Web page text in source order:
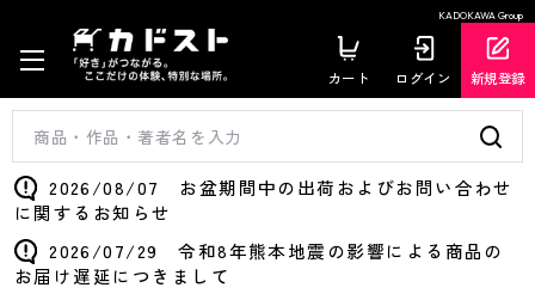
KADOKAWA Group
カート ログイン 新規登録
2026/08/07 お盆期間中の出荷およびお問い合わせ
に関するお知らせ
2026/07/29 令和8年熊本地震の影響による商品の
お届け遅延につきまして